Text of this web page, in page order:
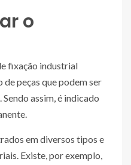
o
fixação industrial
peças que podem ser
assim, é indicado
em diversos tipos e
Existe, por exemplo,